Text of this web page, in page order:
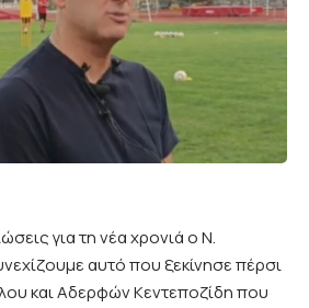
για τη νέα χρονιά ο Ν.
αυτό που ξεκίνησε πέρσι
και Αδερφών Κεντεποζίδη που